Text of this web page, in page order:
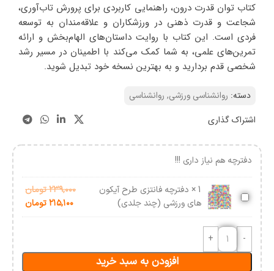
کتاب توان قدرت درون، راهنمایی کاربردی برای پرورش تاب‌آوری،
شجاعت و قدرت ذهنی در ورزشکاران و علاقه‌مندان به توسعه
فردی است. این کتاب با روایت داستان‌های الهام‌بخش و ارائه
تمرین‌های علمی، به شما کمک می‌کند با اطمینان در مسیر رشد
شخصی قدم بردارید و به بهترین نسخه خود تبدیل شوید.
دسته: روانشناسی ورزشی, روانشناسی
اشتراک گذاری
دفترچه هم نیاز داری !!!
دفترچه
فانتزی
طرح
آیکون
های
1
× دفترچه فانتزی طرح آیکون
های ورزشی (چند جلدی)
۲۳۹,۰۰۰تومان
۲۱۵,۱۰۰تومان
افزودن به سبد خرید